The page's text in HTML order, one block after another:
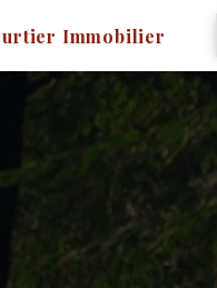
Immobilier